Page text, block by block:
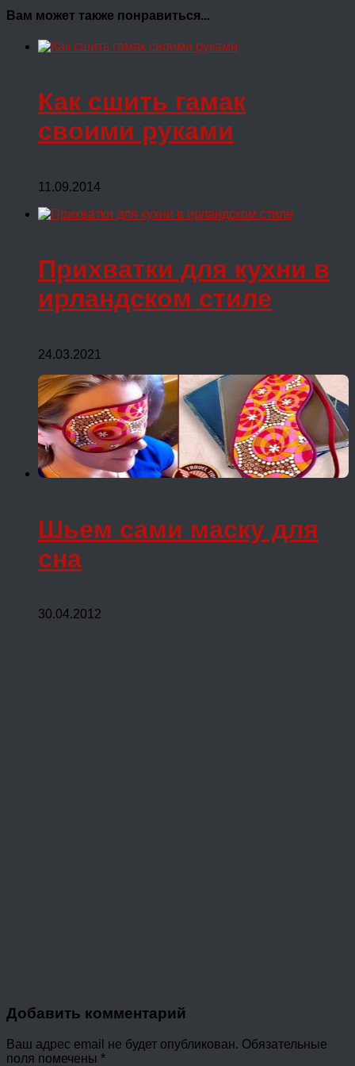
Вам может также понравиться...
Как сшить гамак
своими руками
11.09.2014
Прихватки для кухни в
ирландском стиле
24.03.2021
Шьем сами маску для
сна
30.04.2012
Добавить комментарий
Ваш адрес email не будет опубликован. Обязательные
поля помечены *